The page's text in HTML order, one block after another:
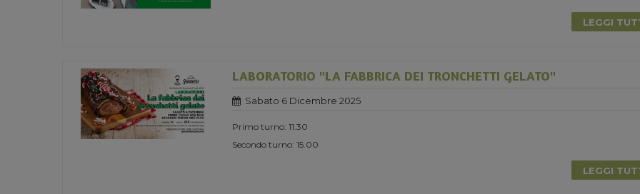
LEGGI
LABORATORIO "LA FABBRICA DEI TRONCHETTI GELATO"
Sabato 6 Dicembre 2025
Primo turno: 11.30
Secondo turno: 15.00
LEGGI